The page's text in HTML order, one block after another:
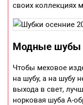
своих коллекциях
Модные шубы
Чтобы меховое
на шубу, а на шубу
выхода в свет,
норковая шуба А-